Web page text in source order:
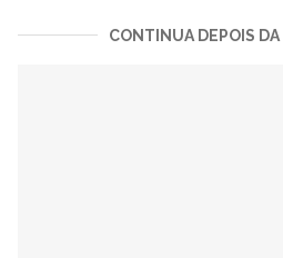
CONTINUA DEPOIS